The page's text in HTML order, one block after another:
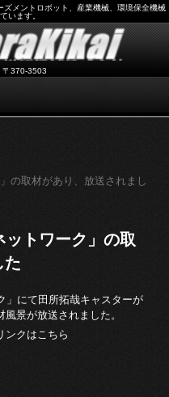
メントロボット、産業機械、環境保全機械
います。
370-3503
の取材があり、放送されまし
トワーク」の取
た
にて田所拓哉キャスターが
景が放送されました。
ンクはこちら